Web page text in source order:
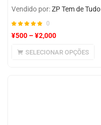
Vendido por:ZP Tem de Tudo
0
¥500 –¥2,000
SELECIONAR OPÇÕES